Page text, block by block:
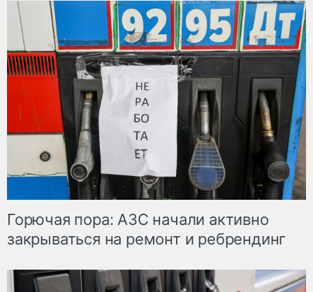
Горючая пора: АЗС начали активно
закрываться на ремонт и ребрендинг